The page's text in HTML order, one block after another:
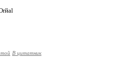
В цитатник